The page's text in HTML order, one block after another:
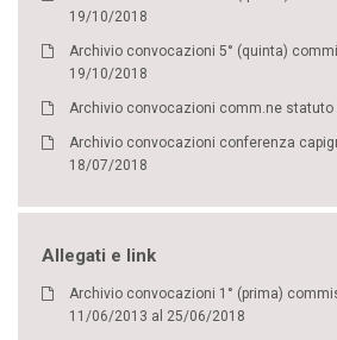
19/10/2018
Archivio convocazioni 5° (quinta)
19/10/2018
Archivio convocazioni comm.ne
Archivio convocazioni conferenza
18/07/2018
Allegati e link
Archivio convocazioni 1° (prima)
11/06/2013 al 25/06/2018